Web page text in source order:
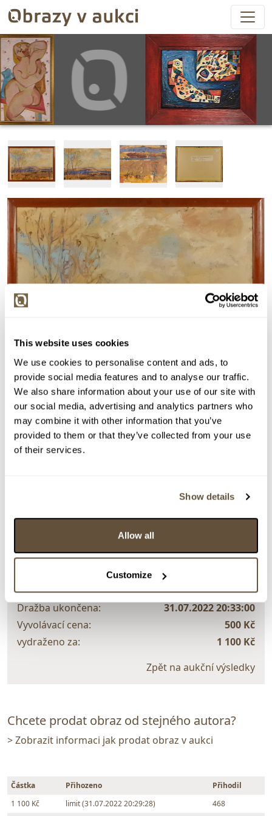
This website uses cookies
We use cookies to personalise content and ads, to
provide social media features and to analyse our traffic.
We also share information about your use of our site with
our social media, advertising and analytics partners who
may combine it with other information that you’ve
provided to them or that they’ve collected from your use
of their services.
Show details
Allow all
Customize
Detail položky
Olej na kartonu, 37x50 cm. Signováno vpravo dole Tůma
85. Rámováno.
Bohuslav Tůma
Dražba ukončena:
31.07.2022 20:33:00
Vyvolávací cena:
500 Kč
vydraženo za:
1 100 Kč
Zpět na aukční výsledky
Chcete prodat obraz od stejného autora?
> Zobrazit informaci jak prodat obraz v aukci
Částka Přihozeno
Přihodil
1 100 Kč
limit (31.07.2022 20:29:28) 468